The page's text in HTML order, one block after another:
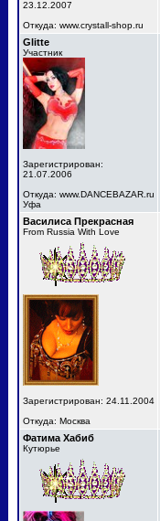
23.12.2007
Откуда: www.crystall-shop.ru
Glitte
Участник
Зарегистрирован:
21.07.2006
Откуда: www.DANCEBAZAR.ru
Уфа
Василиса Прекрасная
From Russia With Love
Зарегистрирован: 24.11.2004
Откуда: Москва
Фатима Хабиб
Кутюрье